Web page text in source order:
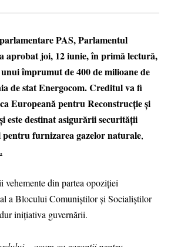
PAS, Parlamentul
aprobat joi, 12 iunie, în primă lectură,
împrumut de 400 de milioane de
de stat Energocom. Creditul va fi
Europeană pentru Reconstrucție și
este destinat asigurării securității
pentru furnizarea gazelor naturale,
vehemente din partea opoziției
a Blocului Comuniștilor și Socialiștilor
inițiativa guvernării.